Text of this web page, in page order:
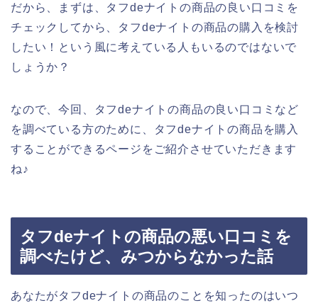
だから、まずは、タフdeナイトの商品の良い口コミを
チェックしてから、タフdeナイトの商品の購入を検討
したい！という風に考えている人もいるのではないで
しょうか？
なので、今回、タフdeナイトの商品の良い口コミなど
を調べている方のために、タフdeナイトの商品を購入
することができるページをご紹介させていただきます
ね♪
タフdeナイトの商品の悪い口コミを
調べたけど、みつからなかった話
あなたがタフdeナイトの商品のことを知ったのはいつ